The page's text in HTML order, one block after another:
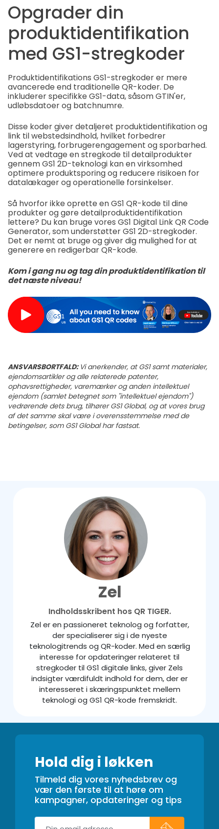
Opgrader din
produktidentifikation
med GS1-stregkoder
Produktidentifikations GS1-stregkoder er mere
avancerede end traditionelle QR-koder. De
inkluderer specifikke GS1-data, såsom GTIN'er,
udløbsdatoer og batchnumre.
Disse koder giver detaljeret produktidentifikation og
link til webstedsindhold, hvilket forbedrer
lagerstyring, forbrugerengagement og sporbarhed.
Ved at vedtage en stregkode til detailprodukter
gennem GS1 2D-teknologi kan en virksomhed
optimere produktsporing og reducere risikoen for
datalækager og operationelle forsinkelser.
Så hvorfor ikke oprette en GS1 QR-kode til dine
produkter og gøre detailproduktidentifikation
lettere? Du kan bruge vores GS1 Digital Link QR Code
Generator, som understøtter GS1 2D-stregkoder.
Det er nemt at bruge og giver dig mulighed for at
generere en redigerbar QR-kode.
Kom i gang nu og tag din produktidentifikation til
det næste niveau!
ANSVARSBORTFALD: Vi anerkender, at GS1 samt materialer,
ejendomsartikler og alle relaterede patenter,
ophavsrettigheder, varemærker og anden intellektuel
ejendom (samlet betegnet som "intellektuel ejendom")
vedrørende dets brug, tilhører GS1 Global, og at vores brug
af det samme skal være i overensstemmelse med de
betingelser, som GS1 Global har fastsat.
Zel
Indholdsskribent hos QR TIGER.
Zel er en passioneret teknolog og forfatter,
der specialiserer sig i de nyeste
teknologitrends og QR-koder. Med en særlig
interesse for opdateringer relateret til
stregkoder til GS1 digitale links, giver Zels
indsigter værdifuldt indhold for dem, der er
interesseret i skæringspunktet mellem
teknologi og GS1 QR-kode fremskridt.
Hold dig i løkken
Tilmeld dig vores nyhedsbrev og
vær den første til at høre om
kampagner, opdateringer og tips